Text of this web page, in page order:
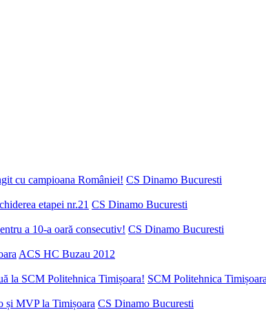
cu campioana României! CS Dinamo Bucuresti
etapei nr.21 CS Dinamo Bucuresti
a 10-a oară consecutiv! CS Dinamo Bucuresti
ACS HC Buzau 2012
la SCM Politehnica Timișoara! SCM Politehnica Timișoara
și MVP la Timișoara CS Dinamo Bucuresti